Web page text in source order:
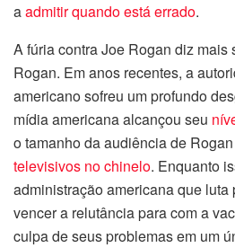
aadmitir quando está errado.
A fúria contra Joe Rogan diz mais
Rogan. Em anos recentes, a
americano sofreu um profundo
mídia americana alcançou seu
o tamanho da audiência de
televisivos no chinelo. Enquanto
administração americana que
vencer a relutância para com a
culpa de seus problemas em um